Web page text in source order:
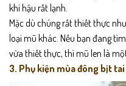
khí hậu rất lạnh.
Mặc dù chúng rất thiết thực
loại mũ khác. Nếu bạn đang
vừa thiết thực, thì mũ len là
3. Phụ kiện mùa đông bịt tai